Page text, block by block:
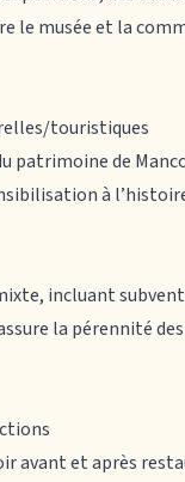
le musée et la
touristiques
patrimoine de
à
incluant
la pérennité
avant et après